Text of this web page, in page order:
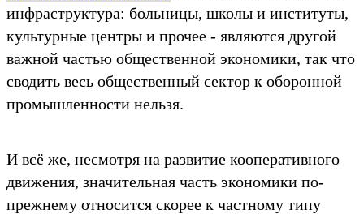
инфраструктура: больницы, школы и институты,
культурные центры и прочее - являются другой
важной частью общественной экономики, так что
сводить весь общественный сектор к оборонной
промышленности нельзя.
И всё же, несмотря на развитие кооперативного
движения, значительная часть экономики по-
прежнему относится скорее к частному типу